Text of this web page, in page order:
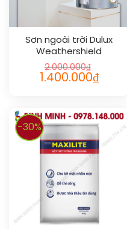
Sơn ngoài trời Dulux
Weathershield
Powerflexx siêu cao cấp
5L
2.000.000₫
1.400.000₫
-30%